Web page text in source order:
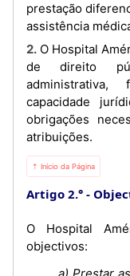
prestação
assistência
2. O Hospital Américo Boavida é uma pessoa colectiva
de direito
capacidade
obrigações
atribuições.
⇡ Início da Página
Artigo 2.°
O Hospital
objectivos: